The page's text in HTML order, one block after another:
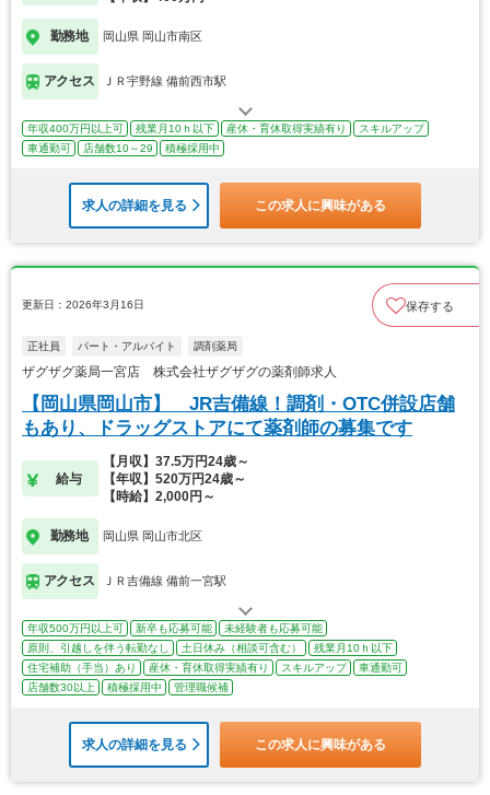
勤務地 岡山県 岡山市南区
アクセス ＪＲ宇野線 備前西市駅
年収400万円以上可 残業月10ｈ以下 産休・育休取得実績有り
スキルアップ
車通勤可
店舗数10～29 積極採用中
求人の詳細を見る この求人に興味がある
更新日：2026年3月16日 保存する
正社員 パート・アルバイト 調剤薬局
ザグザグ薬局一宮店 株式会社ザグザグの薬剤師求人
【岡山県岡山市】 JR吉備線！調剤・OTC併設店舗
もあり、ドラッグストアにて薬剤師の募集です
給与
【月収】37.5万円24歳～
【年収】520万円24歳～
【時給】2,000円～
勤務地 岡山県 岡山市北区
アクセス ＪＲ吉備線 備前一宮駅
年収500万円以上可 新卒も応募可能
未経験者も応募可能
原則、引越しを伴う転勤なし
土日休み（相談可含む）
残業月10ｈ以下
住宅補助（手当）あり
産休・育休取得実績有り スキルアップ
車通勤可
店舗数30以上
積極採用中 管理職候補
求人の詳細を見る この求人に興味がある